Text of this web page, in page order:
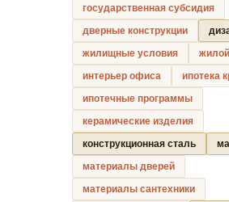
государственная субсидия
дверные конструкции
жилищные условия
интерьер офиса
ипотека
ипотечные программы
керамические изделия
конструкционная сталь
материалы дверей
материалы сантехники